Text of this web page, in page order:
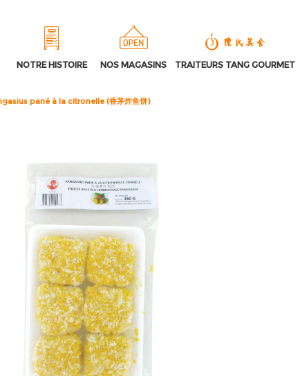
NOTRE HISTOIRE NOS MAGASINS TRAITEURS TANG GOURMET
pané à la citronelle (香茅炸鱼饼)